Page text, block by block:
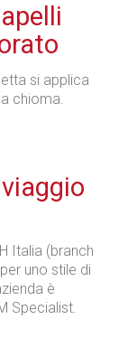
si applica
chioma.
Italia (branch
uno stile di
è
Specialist.